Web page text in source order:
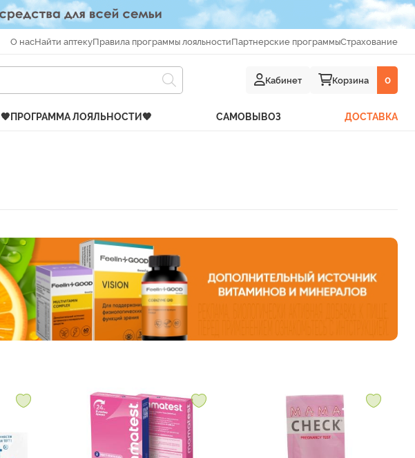
О насНайти аптекуПравила программы лояльностиПартнерские программыСтрахование
Кабинет Корзина 0
🧡ПРОГРАММА ЛОЯЛЬНОСТИ🧡 САМОВЫВОЗ ДОСТАВКА